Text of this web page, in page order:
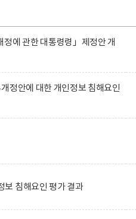
정에 관한 대통령령」제정안 개
정안에 대한 개인정보 침해요인
보 침해요인 평가 결과